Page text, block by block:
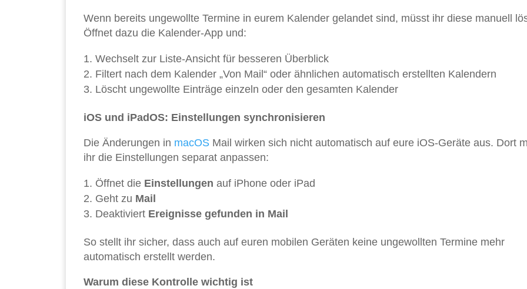
Wenn bereits ungewollte Termine in eurem Kalender gelandet sind, müsst ihr diese manuell
Öffnet dazu die Kalender-App und:
Wechselt zur Liste-Ansicht für besseren Überblick
Filtert nach dem Kalender „Von Mail“ oder ähnlichen automatisch erstellten Kalendern
Löscht ungewollte Einträge einzeln oder den gesamten Kalender
iOS und iPadOS: Einstellungen synchronisieren
Die Änderungen in macOS Mail wirken sich nicht automatisch auf eure iOS-Geräte aus. Dort
ihr die Einstellungen separat anpassen:
Öffnet die Einstellungen auf iPhone oder iPad
Geht zu Mail
Deaktiviert Ereignisse gefunden in Mail
So stellt ihr sicher, dass auch auf euren mobilen Geräten keine ungewollten Termine mehr
automatisch erstellt werden.
Warum diese Kontrolle wichtig ist